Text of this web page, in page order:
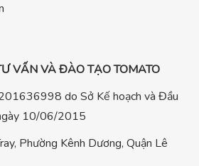
VẤN VÀ ĐÀO TẠO TOMATO
do Sở Kế hoạch và Đầu
10/06/2015
Phường Kênh Dương, Quận Lê